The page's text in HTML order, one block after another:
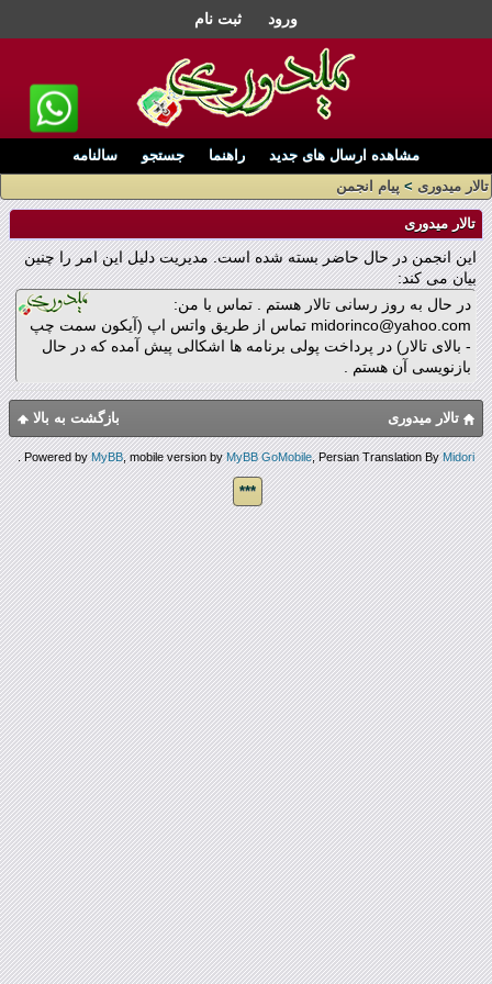
ورود ثبت نام
مشاهده ارسال های جدید راهنما جستجو
سالنامه
تالار میدوری > پیام انجمن
تالار میدوری
این انجمن در حال حاضر بسته شده است. مدیریت دلیل این امر را چنین
بیان می کند:
در حال به روز رسانی تالار هستم . تماس با من:
midorinco@yahoo.com تماس از طریق واتس اپ (آیکون سمت چپ
- بالای تالار) در پرداخت پولی برنامه ها اشکالی پیش آمده که در حال
بازنویسی آن هستم .
بازگشت به بالا تالار میدوری
Powered byMyBB, mobile version byMyBB GoMobile, Persian Translation ByMidori
.
***